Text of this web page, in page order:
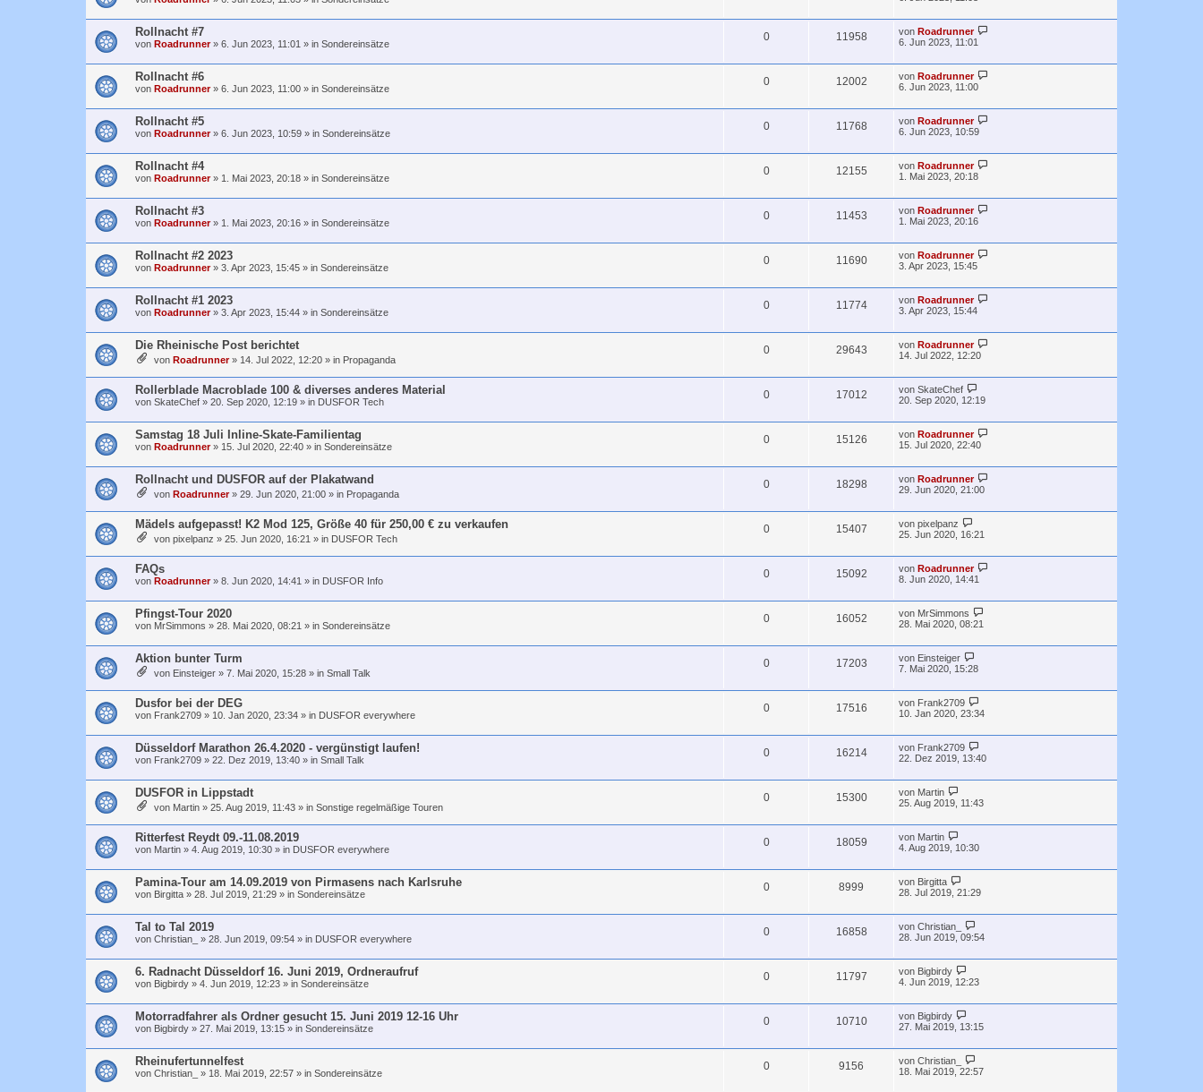
Rollnacht #7
von Roadrunner» 6. Jun 2023, 11:01 » in Sondereinsätze
0 11958 von Roadrunner
6. Jun 2023, 11:01
Rollnacht #6
von Roadrunner» 6. Jun 2023, 11:00 » in Sondereinsätze
0 12002 von Roadrunner
6. Jun 2023, 11:00
Rollnacht #5
von Roadrunner» 6. Jun 2023, 10:59 » in Sondereinsätze
0 11768 von Roadrunner
6. Jun 2023, 10:59
Rollnacht #4
von Roadrunner» 1. Mai 2023, 20:18 » in Sondereinsätze
0 12155 von Roadrunner
1. Mai 2023, 20:18
Rollnacht #3
von Roadrunner» 1. Mai 2023, 20:16 » in Sondereinsätze
0 11453 von Roadrunner
1. Mai 2023, 20:16
Rollnacht #2 2023
von Roadrunner» 3. Apr 2023, 15:45 » in Sondereinsätze
0 11690 von Roadrunner
3. Apr 2023, 15:45
Rollnacht #1 2023
von Roadrunner» 3. Apr 2023, 15:44 » in Sondereinsätze
0 11774 von Roadrunner
3. Apr 2023, 15:44
Die Rheinische Post berichtet
von Roadrunner» 14. Jul 2022, 12:20 » in Propaganda
0 29643 von Roadrunner
14. Jul 2022, 12:20
Rollerblade Macroblade 100 & diverses anderes Material
von SkateChef » 20. Sep 2020, 12:19 » in DUSFOR Tech
0 17012 von SkateChef
20. Sep 2020, 12:19
Samstag 18 Juli Inline-Skate-Familientag
von Roadrunner» 15. Jul 2020, 22:40 » in Sondereinsätze
0 15126 von Roadrunner
15. Jul 2020, 22:40
Rollnacht und DUSFOR auf der Plakatwand
von Roadrunner» 29. Jun 2020, 21:00 » in Propaganda
0 18298 von Roadrunner
29. Jun 2020, 21:00
Mädels aufgepasst! K2 Mod 125, Größe 40 für 250,00 € zu verkaufen
von pixelpanz » 25. Jun 2020, 16:21 » in DUSFOR Tech
0 15407 von pixelpanz
25. Jun 2020, 16:21
FAQs
von Roadrunner» 8. Jun 2020, 14:41 » in DUSFOR Info
0 15092 von Roadrunner
8. Jun 2020, 14:41
Pfingst-Tour 2020
von MrSimmons » 28. Mai 2020, 08:21 » in Sondereinsätze
0 16052 von MrSimmons
28. Mai 2020, 08:21
Aktion bunter Turm
von Einsteiger » 7. Mai 2020, 15:28 » in Small Talk
0 17203 von Einsteiger
7. Mai 2020, 15:28
Dusfor bei der DEG
von Frank2709 » 10. Jan 2020, 23:34 » in DUSFOR everywhere
0 17516 von Frank2709
10. Jan 2020, 23:34
Düsseldorf Marathon 26.4.2020 - vergünstigt laufen!
von Frank2709 » 22. Dez 2019, 13:40 » in Small Talk
0 16214 von Frank2709
22. Dez 2019, 13:40
DUSFOR in Lippstadt
von Martin » 25. Aug 2019, 11:43 » in Sonstige regelmäßige Touren
0 15300 von Martin
25. Aug 2019, 11:43
Ritterfest Reydt 09.-11.08.2019
von Martin » 4. Aug 2019, 10:30 » in DUSFOR everywhere
0 18059 von Martin
4. Aug 2019, 10:30
Pamina-Tour am 14.09.2019 von Pirmasens nach Karlsruhe
von Birgitta » 28. Jul 2019, 21:29 » in Sondereinsätze
0 8999 von Birgitta
28. Jul 2019, 21:29
Tal to Tal 2019
von Christian_ » 28. Jun 2019, 09:54 » in DUSFOR everywhere
0 16858 von Christian_
28. Jun 2019, 09:54
6. Radnacht Düsseldorf 16. Juni 2019, Ordneraufruf
von Bigbirdy » 4. Jun 2019, 12:23 » in Sondereinsätze
0 11797 von Bigbirdy
4. Jun 2019, 12:23
Motorradfahrer als Ordner gesucht 15. Juni 2019 12-16 Uhr
von Bigbirdy » 27. Mai 2019, 13:15 » in Sondereinsätze
0 10710 von Bigbirdy
27. Mai 2019, 13:15
Rheinufertunnelfest
von Christian_ » 18. Mai 2019, 22:57 » in Sondereinsätze
0 9156 von Christian_
18. Mai 2019, 22:57